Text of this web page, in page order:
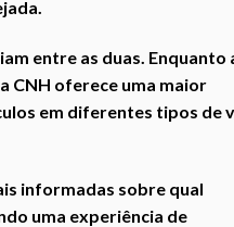
entre as duas. Enquanto
CNH oferece uma maior
em diferentes tipos de
informadas sobre qual
uma experiência de